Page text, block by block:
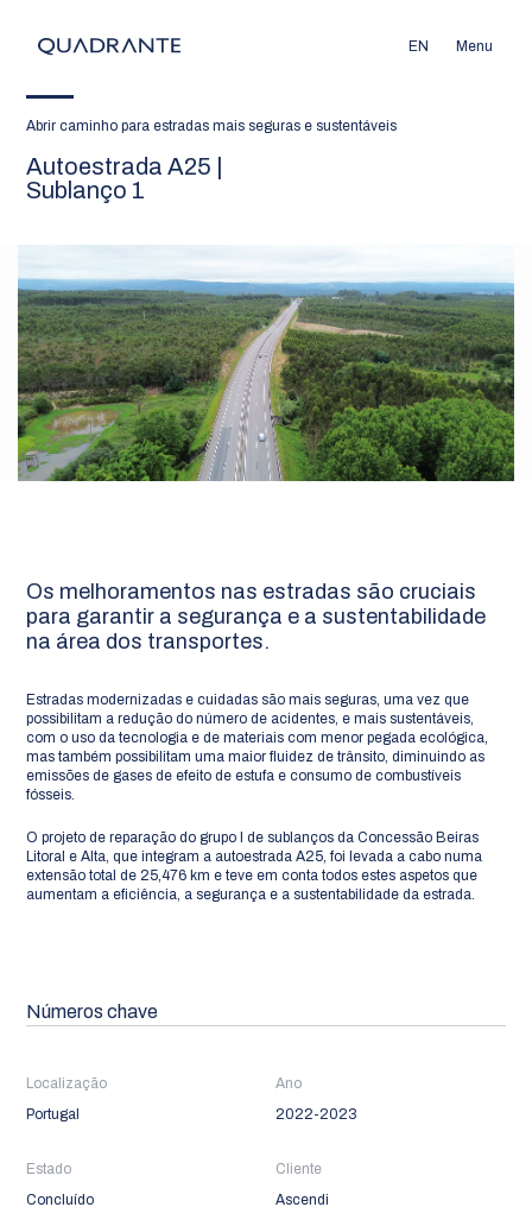
EN Menu
Abrir caminho para estradas mais seguras e sustentáveis
Autoestrada A25 |
Sublanço 1
Os melhoramentos nas estradas são cruciais
para garantir a segurança e a sustentabilidade
na área dos transportes.
Estradas modernizadas e cuidadas são mais seguras, uma vez que
possibilitam a redução do número de acidentes, e mais sustentáveis,
com o uso da tecnologia e de materiais com menor pegada ecológica,
mas também possibilitam uma maior fluidez de trânsito, diminuindo as
emissões de gases de efeito de estufa e consumo de combustíveis
fósseis.
O projeto de reparação do grupo I de sublanços da Concessão Beiras
Litoral e Alta, que integram a autoestrada A25, foi levada a cabo numa
extensão total de 25,476 km e teve em conta todos estes aspetos que
aumentam a eficiência, a segurança e a sustentabilidade da estrada.
Números chave
Localização
Portugal
Ano
2022-2023
Estado
Concluído
Cliente
Ascendi